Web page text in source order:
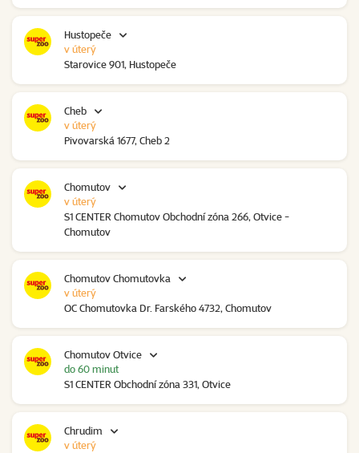
Hustopeče
Starovice 901, Hustopeče
v úterý
Cheb
Pivovarská 1677, Cheb 2
v úterý
Chomutov
S1 CENTER Chomutov Obchodní zóna 266, Otvice -
Chomutov
v úterý
Chomutov Chomutovka
OC Chomutovka Dr. Farského 4732, Chomutov
v úterý
Chomutov Otvice
S1 CENTER Obchodní zóna 331, Otvice
do 60 minut
Chrudim
v úterý